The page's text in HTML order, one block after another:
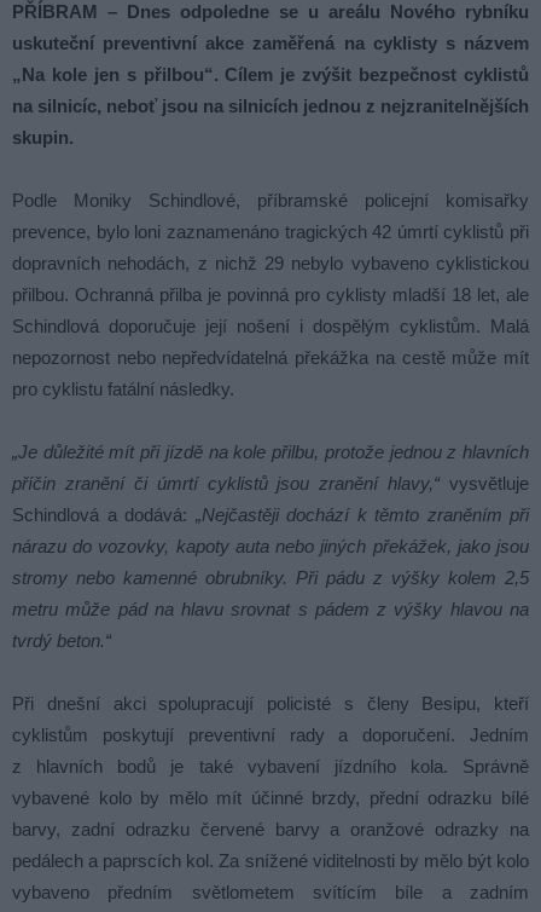
PŘÍBRAM – Dnes odpoledne se u areálu Nového rybníku
uskuteční preventivní akce zaměřená na cyklisty s názvem
„Na kole jen s přilbou“. Cílem je zvýšit bezpečnost cyklistů
na silnicíc, neboť jsou na silnicích jednou z nejzranitelnějších
skupin.
Podle Moniky Schindlové, příbramské policejní komisařky
prevence, bylo loni zaznamenáno tragických 42 úmrtí cyklistů při
dopravních nehodách, z nichž 29 nebylo vybaveno cyklistickou
přilbou. Ochranná přilba je povinná pro cyklisty mladší 18 let, ale
Schindlová doporučuje její nošení i dospělým cyklistům. Malá
nepozornost nebo nepředvídatelná překážka na cestě může mít
pro cyklistu fatální následky.
„Je důležité mít při jízdě na kole přilbu, protože jednou z hlavních
příčin zranění či úmrtí cyklistů jsou zranění hlavy,“ vysvětluje
Schindlová a dodává: „Nejčastěji dochází k těmto zraněním při
nárazu do vozovky, kapoty auta nebo jiných překážek, jako jsou
stromy nebo kamenné obrubníky. Při pádu z výšky kolem 2,5
metru může pád na hlavu srovnat s pádem z výšky hlavou na
tvrdý beton.“
Při dnešní akci spolupracují policisté s členy Besipu, kteří
cyklistům poskytují preventivní rady a doporučení. Jedním
z hlavních bodů je také vybavení jízdního kola. Správně
vybavené kolo by mělo mít účinné brzdy, přední odrazku bílé
barvy, zadní odrazku červené barvy a oranžové odrazky na
pedálech a paprscích kol. Za snížené viditelnosti by mělo být kolo
vybaveno předním světlometem svítícím bíle a zadním